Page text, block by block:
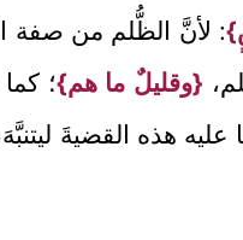
: لأنَّ الظُّلم من صفة
{وقليلٌ ما هم}؛
عليه هذه القضيةَ